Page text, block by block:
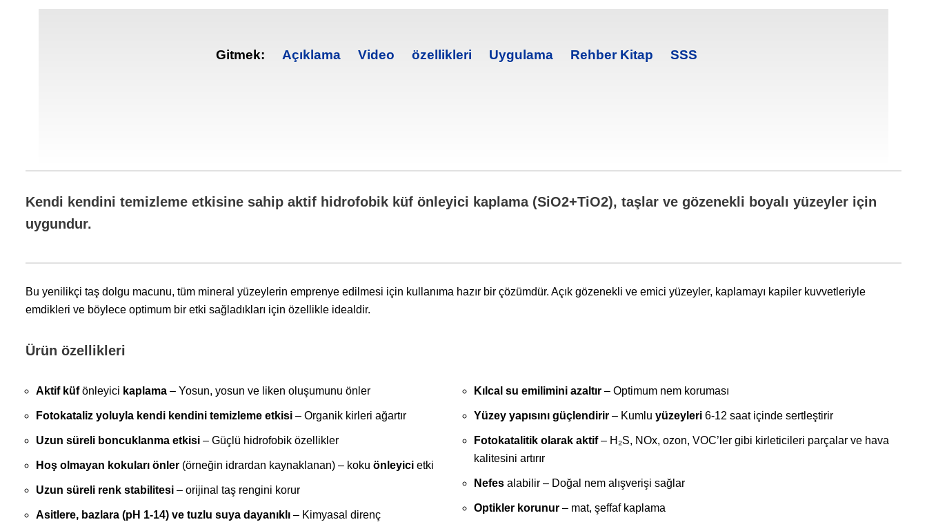
Gitmek: Açıklama Video özellikleri Uygulama Rehber Kitap SSS
Kendi kendini temizleme etkisine sahip aktif hidrofobik küf önleyici kaplama (SiO2+TiO2), taşlar ve gözenekli boyalı yüzeyler için
uygundur.
Bu yenilikçi taş dolgu macunu, tüm mineral yüzeylerin emprenye edilmesi için kullanıma hazır bir çözümdür. Açık gözenekli ve emici yüzeyler, kaplamayı kapiler kuvvetleriyle
emdikleri ve böylece optimum bir etki sağladıkları için özellikle idealdir.
Ürün özellikleri
Aktif küfönleyici kaplama – Yosun, yosun ve liken oluşumunu önler
Fotokataliz yoluyla kendi kendini temizleme etkisi – Organik kirleri ağartır
Uzun süreli boncuklanma etkisi – Güçlü hidrofobik özellikler
Hoş olmayan kokuları önler (örneğin idrardan kaynaklanan) – koku önleyici etki
Uzun süreli renk stabilitesi – orijinal taş rengini korur
Asitlere, bazlara (pH 1-14) ve tuzlu suya dayanıklı – Kimyasal direnç
Kılcal su emilimini azaltır – Optimum nem koruması
Yüzey yapısını güçlendirir – Kumlu yüzeyleri 6-12 saat içinde sertleştirir
Fotokatalitik olarak aktif– H₂S, NOx, ozon, VOC’ler gibi kirleticileri parçalar ve hava
kalitesini artırır
Nefes alabilir – Doğal nem alışverişi sağlar
Optikler korunur – mat, şeffaf kaplama